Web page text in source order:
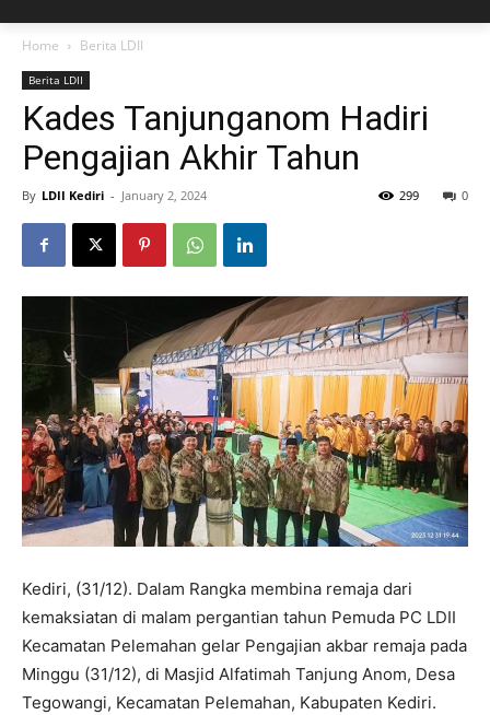
Home Berita LDII
Berita LDII
Kades Tanjunganom Hadiri
Pengajian Akhir Tahun
By LDII Kediri - January 2, 2024 0
299
Kediri, (31/12). Dalam Rangka membina remaja dari
kemaksiatan di malam pergantian tahun Pemuda PC LDII
Kecamatan Pelemahan gelar Pengajian akbar remaja pada
Minggu (31/12), di Masjid Alfatimah Tanjung Anom, Desa
Tegowangi, Kecamatan Pelemahan, Kabupaten Kediri.